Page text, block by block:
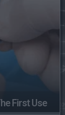
First Use